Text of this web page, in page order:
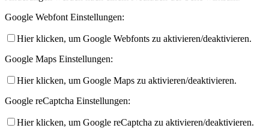
Google Webfont Einstellungen:
Hier klicken, um Google Webfonts zu aktivieren/deaktivieren.
Google Maps Einstellungen:
Hier klicken, um Google Maps zu aktivieren/deaktivieren.
Google reCaptcha Einstellungen:
Hier klicken, um Google reCaptcha zu aktivieren/deaktivieren.